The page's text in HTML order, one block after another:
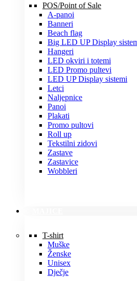
POS/Point of Sale
A-panoi
Banneri
Beach flag
Big LED UP Display
Hangeri
LED okviri i totemi
LED Promo pultevi
LED UP Display sistemi
Letci
Naljepnice
Panoi
Plakati
Promo pultovi
Roll up
Tekstilni zidovi
Zastave
Zastavice
Wobbleri
T-shirt
Muške
Ženske
Unisex
Dječje